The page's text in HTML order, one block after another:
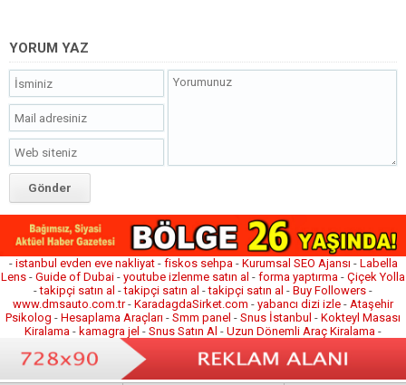
YORUM YAZ
- istanbul evden eve nakliyat- fiskos sehpa - Kurumsal SEO Ajansı - Labella
Lens - Guide of Dubai - youtube izlenme satın al - forma yaptırma - Çiçek Yolla
-takipçi satın al -takipçi satın al -takipçi satın al - Buy Followers -
www.dmsauto.com.tr- KaradagdaSirket.com - yabancı dizi izle - Ataşehir
Psikolog - Hesaplama Araçları - Smm panel - Snus İstanbul - Kokteyl Masası
Kiralama - kamagra jel - Snus Satın Al - Uzun Dönemli Araç Kiralama -